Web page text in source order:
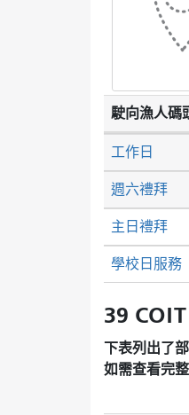
駛向漁人碼
週六禮拜
主日禮拜
工作日
學校日服務
39
下表列出了
如需查看完